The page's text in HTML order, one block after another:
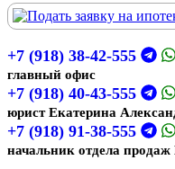
+7 (918) 38-42-555
главный офис
+7 (918) 40-43-555
юрист Екатерина
+7 (918) 91-38-555
начальник отдела продаж